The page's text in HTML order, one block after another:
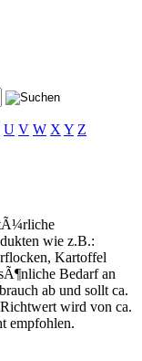
U V W X Y Z
wie z.B.:
Kartoffel
Bedarf an
ab und sollt ca.
wird von ca.
empfohlen.